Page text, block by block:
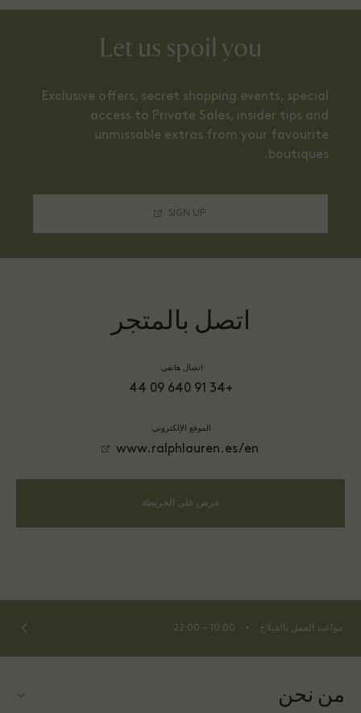
Let us spoil you
Exclusive offers, secret shopping events, special
access to Private Sales, insider tips and
unmissable extras from your favourite
boutiques.
SIGN UP
اتصل بالمتجر
اتصال هاتفي:
+34 91 640 09 44
الموقع الإلكتروني:
www.ralphlauren.es/en
عرض على الخريطة
مواعيد العمل بالفيلاج ⬩
10:00 – 22:00
من نحن